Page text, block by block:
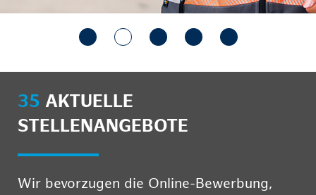
35 AKTUELLE
STELLENANGEBOTE
Wir bevorzugen die Online-Bewerbung,